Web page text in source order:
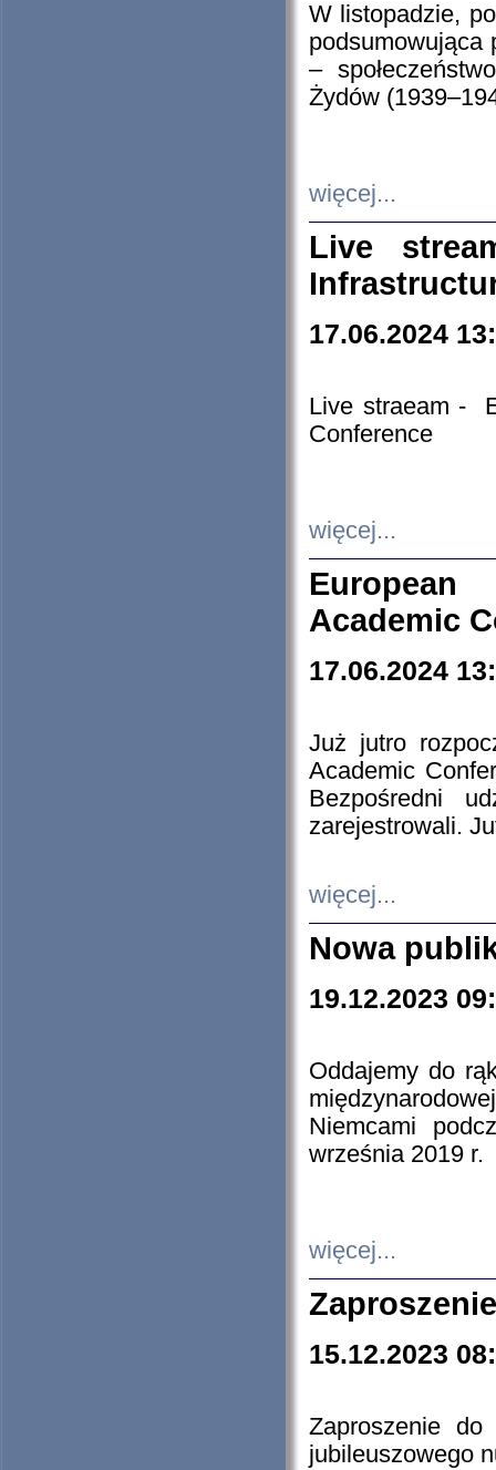
W listopadzie,
podsumowująca
–
Żydów
więcej...
Live
17.06.2024
Live straeam -
Conference
więcej...
European
Academic
17.06.2024
Już jutro
Academic
Bezpośredni
zarejestrowali.
więcej...
Nowa
19.12.2023
Oddajemy do
Niemcami
września 2019 r.
więcej...
15.12.2023
Zaproszenie do
jubileuszowego